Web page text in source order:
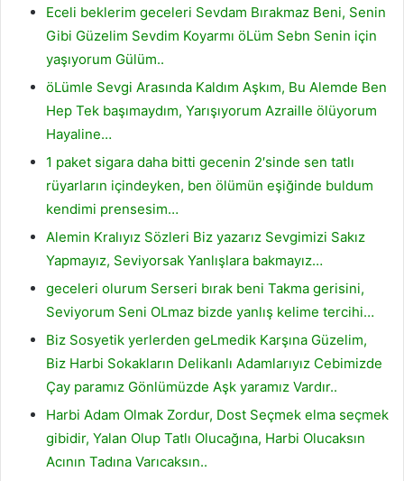
Eceli beklerim geceleri Sevdam Bırakmaz Beni, Senin
Gibi Güzelim Sevdim Koyarmı öLüm Sebn Senin için
yaşıyorum Gülüm..
öLümle Sevgi Arasında Kaldım Aşkım, Bu Alemde Ben
Hep Tek başımaydım, Yarışıyorum Azraille ölüyorum
Hayaline…
1 paket sigara daha bitti gecenin 2′sinde sen tatlı
rüyarların içindeyken, ben ölümün eşiğinde buldum
kendimi prensesim…
Alemin Kralıyız Sözleri Biz yazarız Sevgimizi Sakız
Yapmayız, Seviyorsak Yanlışlara bakmayız…
geceleri olurum Serseri bırak beni Takma gerisini,
Seviyorum Seni OLmaz bizde yanlış kelime tercihi…
Biz Sosyetik yerlerden geLmedik Karşına Güzelim,
Biz Harbi Sokakların Delikanlı Adamlarıyız Cebimizde
Çay paramız Gönlümüzde Aşk yaramız Vardır..
Harbi Adam Olmak Zordur, Dost Seçmek elma seçmek
gibidir, Yalan Olup Tatlı Olucağına, Harbi Olucaksın
Acının Tadına Varıcaksın..